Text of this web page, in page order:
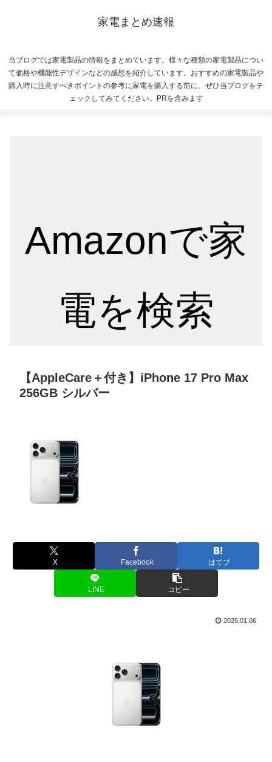
家電まとめ速報
当ブログでは家電製品の情報をまとめています。様々な種類の家電製品につい
て価格や機能性デザインなどの感想を紹介しています。おすすめの家電製品や
購入時に注意すべきポイントの参考に家電を購入する前に、ぜひ当ブログをチ
ェックしてみてください。PRを含みます
Amazonで家
電を検索
【AppleCare＋付き】iPhone 17 Pro Max
256GB シルバー
X Facebook はてブ
LINE コピー
2026.01.06